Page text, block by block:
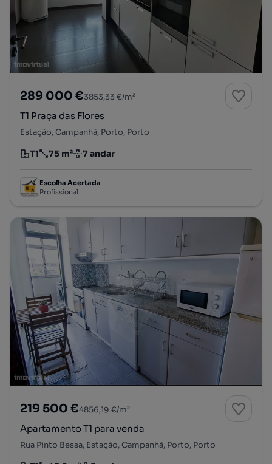
289 000 €3853,33 €/m²
T1 Praça das Flores
Estação, Campanhã, Porto, Porto
Tipologia
T1
Preço por metro quadrado
75 m²
Andar 7 andar
Escolha Acertada
Profissional
219 500 €4856,19 €/m²
Apartamento T1 para venda
Rua Pinto Bessa, Estação, Campanhã, Porto, Porto